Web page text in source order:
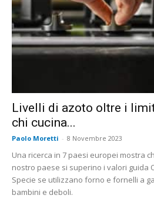
Livelli di azoto oltre i
chi cucina...
Paolo Moretti - 8 Novembre 2023
Una ricerca in 7 paesi europei mostra
nostro paese si superino i valori guida
Specie se utilizzano forno e fornelli a
bambini e deboli.